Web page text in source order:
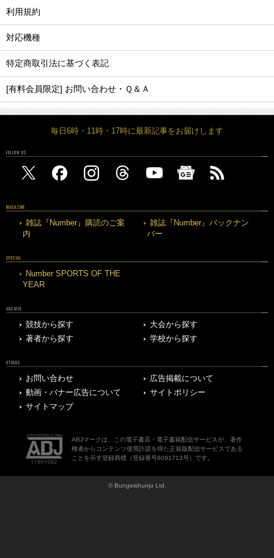
利用規約
対応機種
特定商取引法に基づく表記
[有料会員限定] お問い合わせ・Ｑ＆Ａ
毎日6時・11時・17時に最新記事をお届けします
FOLLOW US
MAGAZINE
雑誌『Number』購読のご案
内
雑誌『Number』バックナン
バー
SPECIAL
Number SPORTS OF THE
YEAR
ARCHIVE
競技から探す
大会から探す
著者から探す
学校から探す
OTHERS
お問い合わせ
広告掲載について
動画・バナー広告について
サイトポリシー
サイトマップ
ABJマークは、この電子書店・電子書籍配信サービスが、著作
権者からコンテンツ使用許諾を得た正規版配信サービスである
ことを示す登録商標（登録番号6091713号）です。
© Bungeishunju Ltd.